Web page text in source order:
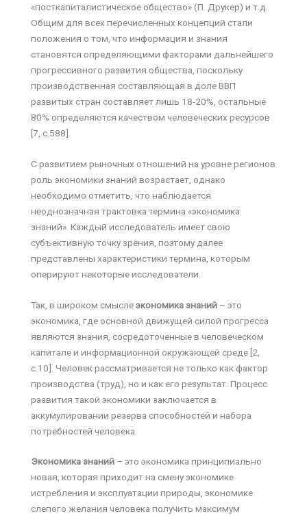
«посткапиталистическое общество» (П. Друкер) и т.д.
Общим для всех перечисленных концепций стали
положения о том, что информация и знания
становятся определяющими факторами дальнейшего
прогрессивного развития общества, поскольку
производственная составляющая в доле ВВП
развитых стран составляет лишь 18-20%, остальные
80% определяются качеством человеческих ресурсов
[7, с.588].
С развитием рыночных отношений на уровне регионов
роль экономики знаний возрастает, однако
необходимо отметить, что наблюдается
неоднозначная трактовка термина «экономика
знаний». Каждый исследователь имеет свою
субъективную точку зрения, поэтому далее
представлены характеристики термина, которым
оперируют некоторые исследователи.
Так, в широком смыслеэкономика знаний – это
экономика, где основной движущей силой прогресса
являются знания, сосредоточенные в человеческом
капитале и информационной окружающей среде [2,
с.10]. Человек рассматривается не только как фактор
производства (труд), но и как его результат. Процесс
развития такой экономики заключается в
аккумулировании резерва способностей и набора
потребностей человека.
Экономика знаний – это экономика принципиально
новая, которая приходит на смену экономике
истребления и эксплуатации природы, экономике
слепого желания человека получить максимум